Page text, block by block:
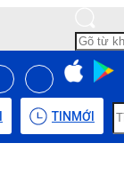
TIN MỚI